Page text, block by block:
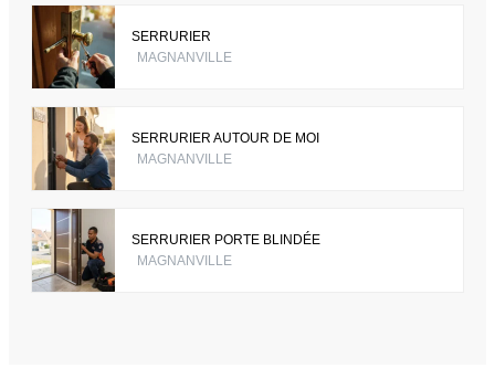
SERRURIER
MAGNANVILLE
SERRURIER AUTOUR DE MOI
MAGNANVILLE
SERRURIER PORTE BLINDÉE
MAGNANVILLE